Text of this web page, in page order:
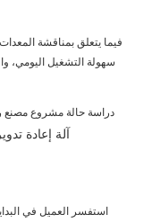
فيما يتعلق بمناقشة
سهولة التشغيل اليومي،
آلة إعادة
استفسر العميل في